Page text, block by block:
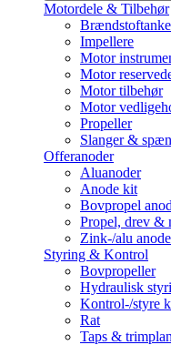
Motordele & Tilbehør
Brændstoftanke
Impellere
Motor
Motor
Motor tilbehør
Motor
Propeller
Slanger &
Offeranoder
Aluanoder
Anode kit
Bovpropel
Propel, drev &
Zink-/alu
Styring & Kontrol
Bovpropeller
Hydraulisk
Kontrol-/styre
Rat
Taps & trimplan